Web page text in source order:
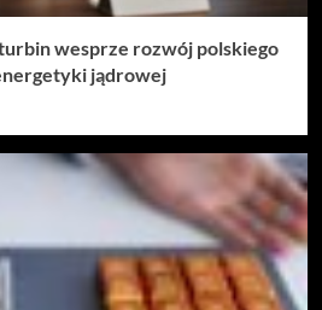
wesprze rozwój polskiego
jądrowej